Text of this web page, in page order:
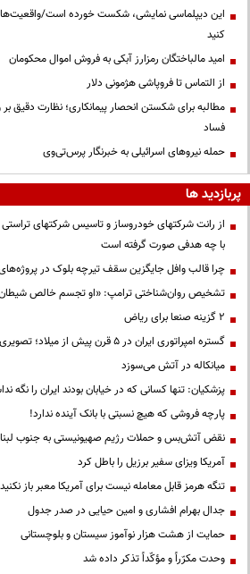
این دیپلماسی نمایشی، شکست خورده است/واقعیت‌ها
کنید
امید مالباختگان رمزارز آبکی به فروش اموال محکومان
از التماس تا فروپاشی هژمونی دلار
مطالبه برای شکستن انحصار پیمانکاری؛ نظارت دقیق بر
فساد
حمله نیروهای اسرائیلی به خبرنگار پرس‌تی‌وی
پربازدید ها
از رانت‌ شرکتهای خودروساز و تاسیس شرکتهای تراستی
با چه هدفی صورت گرفته است
چرا قالب وافل جایگزین سقف تیرچه بلوک در
تشخیص روان‌شناختی ترامپ: «او تجسم خالص
۲ گزینه صنعا برای ریاض
گستره امپراتوری ایران در ۵ قرن پیش از میلاد؛ تصویری از ایران ۲۵ قرن پیش
میانکاله در آتش می‌سوزد
پزشکیان: تنها کسانی که در خیابان بودند ایران را
پارچه فروشی که هیچ نسبتی با بانک آینده ندارد!
نقض آتش‌بس و حملات رژیم صهیونیستی به جنوب
آمریکا ویزای سفیر برزیل را باطل کرد
تنگه هرمز قابل معامله نیست برای آمریکا معبر باز نکنید
جدال بهرام افشاری و امین حیایی در صدر جدول
حمایت از هشت هزار نوآموز سیستان و بلوچستانی
وحدت مکرّراً و مؤکّداً تذکر داده شد